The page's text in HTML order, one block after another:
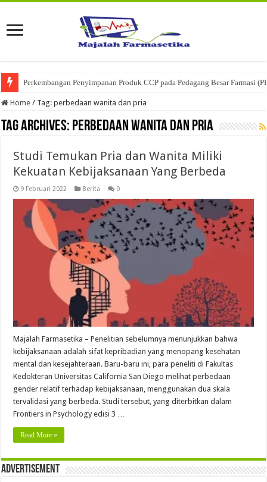
Perkembangan Penyimpanan Produk CCP pada Pedagang Besar Farmasi
Home / Tag:perbedaan wanita dan pria
Tag Archives: perbedaan wanita dan pria
Studi Temukan Pria dan Wanita Miliki
Kekuatan Kebijaksanaan Yang Berbeda
9 Februari 2022 Berita 0
Majalah Farmasetika – Penelitian sebelumnya menunjukkan bahwa
kebijaksanaan adalah sifat kepribadian yang menopang kesehatan
mental dan kesejahteraan. Baru-baru ini, para peneliti di Fakultas
Kedokteran Universitas California San Diego melihat perbedaan
gender relatif terhadap kebijaksanaan, menggunakan dua skala
tervalidasi yang berbeda. Studi tersebut, yang diterbitkan dalam
Frontiers in Psychology edisi 3 …
Read More »
Advertisement